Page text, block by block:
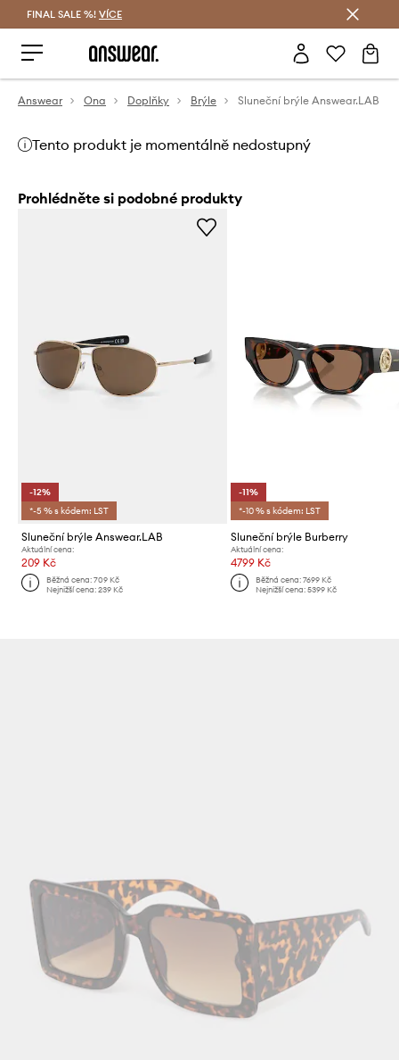
FINAL SALE %! VÍCE
Answear Ona Doplňky Brýle Sluneční brýle Answear.LAB
Tento produkt je momentálně nedostupný
Prohlédněte si podobné produkty
-12%
*-5 % s kódem: LST
Sluneční brýle Answear.LAB
Aktuální cena:
209 Kč
Běžná cena:709 Kč
Nejnižší cena:239 Kč
-11%
*-10 % s kódem: LST
Sluneční brýle Burberry
Aktuální cena:
4799 Kč
Běžná cena: 7699 Kč
Nejnižší cena: 5399 Kč